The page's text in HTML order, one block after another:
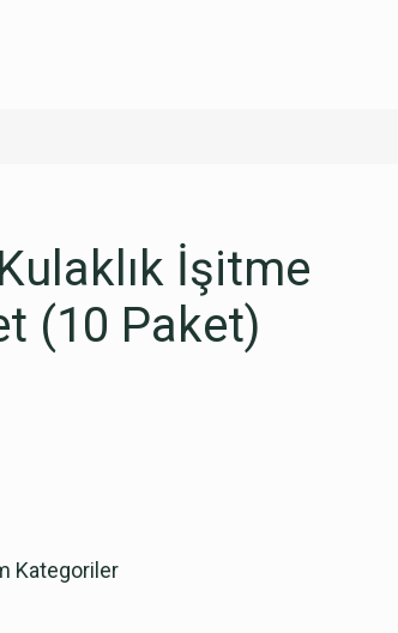
İşitme
(10 Paket)
Kategoriler